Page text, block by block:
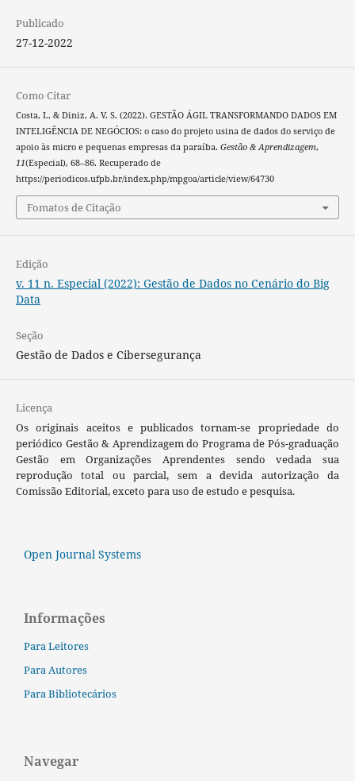
Publicado
27-12-2022
Como Citar
Costa, I., & Diniz, A. V. S. (2022). GESTÃO ÁGIL TRANSFORMANDO DADOS EM
INTELIGÊNCIA DE NEGÓCIOS: o caso do projeto usina de dados do serviço de
apoio às micro e pequenas empresas da paraíba. Gestão & Aprendizagem,
11(Especial), 68–86. Recuperado de
https://periodicos.ufpb.br/index.php/mpgoa/article/view/64730
Fomatos de Citação
Edição
v. 11 n. Especial (2022): Gestão de Dados no Cenário do Big
Data
Seção
Gestão de Dados e Cibersegurança
Licença
Os originais aceitos e publicados tornam-se propriedade do
periódico Gestão & Aprendizagem do Programa de Pós-graduação
Gestão em Organizações Aprendentes sendo vedada sua
reprodução total ou parcial, sem a devida autorização da
Comissão Editorial, exceto para uso de estudo e pesquisa.
Open Journal Systems
Informações
Para Leitores
Para Autores
Para Bibliotecários
Navegar